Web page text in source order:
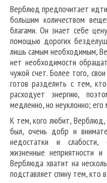
Верблюд предпочитает
большим количеством
благами. Он знает себе
помощью дорогих
лишь самым необходимым,
нет необходимости
чужой счет. Более того,
готов разделить с тем,
расходует энергию,
медленно, но неуклонно;
К тем, кого любит,
был, очень добр и
недостатки и слабости,
жизненные неприятности
Верблюда хватит на
подставляет спину тем, кто